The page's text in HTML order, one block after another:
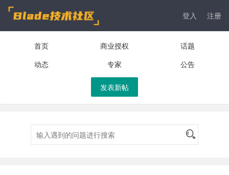
登入 注册
首页 商业授权
话题
动态
专家 公告
发表新帖